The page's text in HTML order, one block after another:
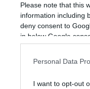
Please note that this
information including
deny consent to
in below Google
Personal Data
I want to opt-out